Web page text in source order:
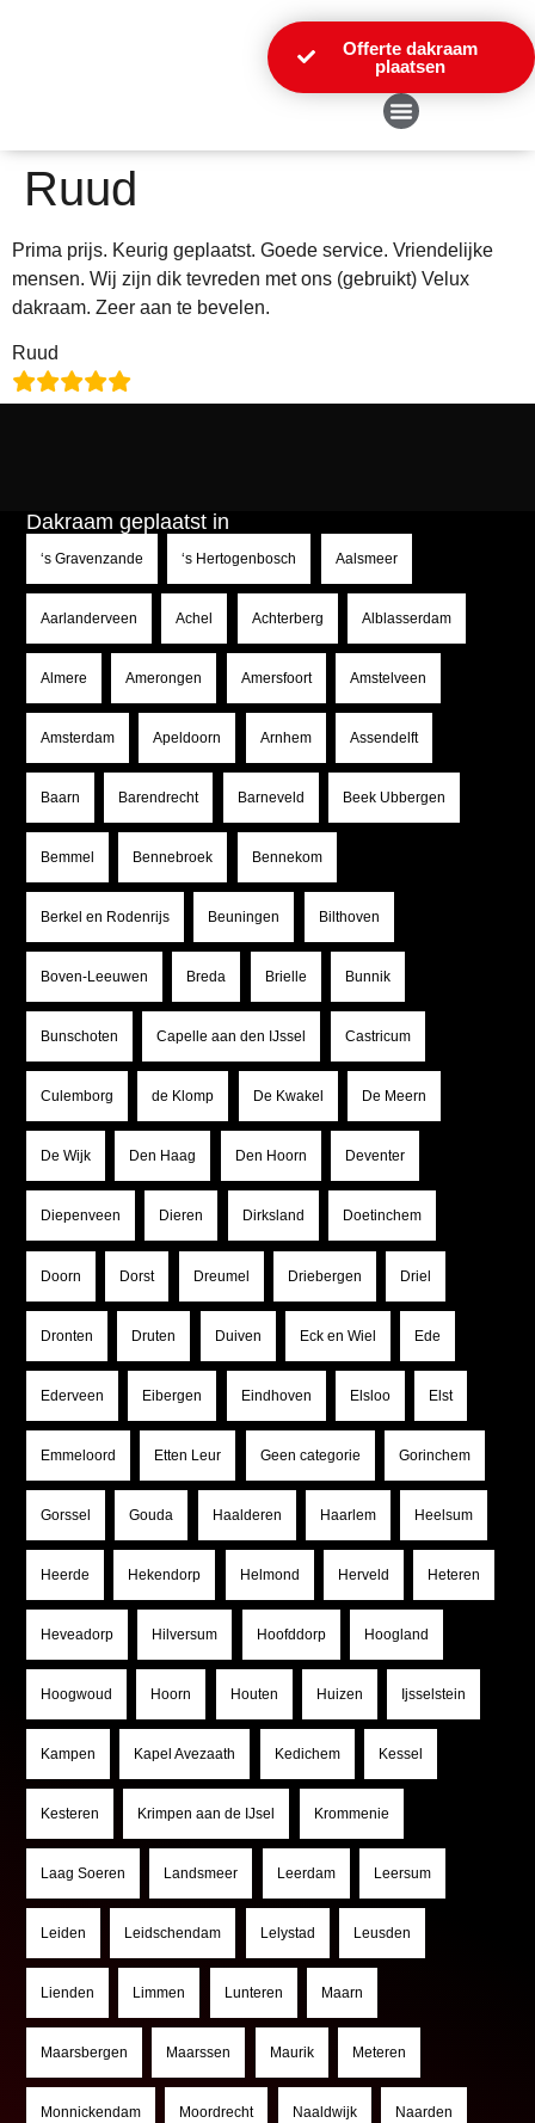
Offerte dakraam
plaatsen
Ruud
Prima prijs. Keurig geplaatst. Goede service. Vriendelijke
mensen. Wij zijn dik tevreden met ons (gebruikt) Velux
dakraam. Zeer aan te bevelen.
Ruud
Dakraam geplaatst in
‘s Gravenzande ‘s Hertogenbosch Aalsmeer
Aarlanderveen Achel Achterberg Alblasserdam
Almere Amerongen Amersfoort Amstelveen
Amsterdam Apeldoorn Arnhem Assendelft
Baarn Barendrecht Barneveld Beek Ubbergen
Bemmel Bennebroek Bennekom
Berkel en Rodenrijs Beuningen Bilthoven
Boven-Leeuwen Breda Brielle Bunnik
Bunschoten Capelle aan den IJssel Castricum
Culemborg de Klomp De Kwakel De Meern
De Wijk Den Haag Den Hoorn Deventer
Diepenveen Dieren Dirksland Doetinchem
Doorn Dorst Dreumel Driebergen Driel
Dronten Druten Duiven Eck en Wiel Ede
Ederveen Eibergen Eindhoven Elsloo Elst
Emmeloord Etten Leur Geen categorie Gorinchem
Gorssel Gouda Haalderen Haarlem Heelsum
Heerde Hekendorp Helmond Herveld Heteren
Heveadorp Hilversum Hoofddorp Hoogland
Hoogwoud Hoorn Houten Huizen Ijsselstein
Kampen Kapel Avezaath Kedichem Kessel
Kesteren Krimpen aan de IJsel Krommenie
Laag Soeren Landsmeer Leerdam Leersum
Leiden Leidschendam Lelystad Leusden
Lienden Limmen Lunteren Maarn
Maarsbergen Maarssen Maurik Meteren
Monnickendam Moordrecht Naaldwijk Naarden